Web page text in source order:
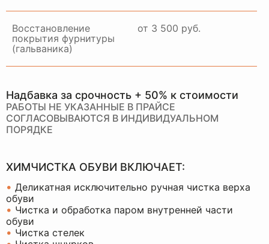
Восстановление
покрытия фурнитуры
(гальваника)
от 3 500 руб.
Надбавка за срочность + 50% к стоимости
РАБОТЫ НЕ УКАЗАННЫЕ В ПРАЙСЕ
СОГЛАСОВЫВАЮТСЯ В ИНДИВИДУАЛЬНОМ
ПОРЯДКЕ
ХИМЧИСТКА ОБУВИ ВКЛЮЧАЕТ:
• Деликатная исключительно ручная чистка верха
обуви
• Чистка и обработка паром внутренней части
обуви
• Чистка стелек